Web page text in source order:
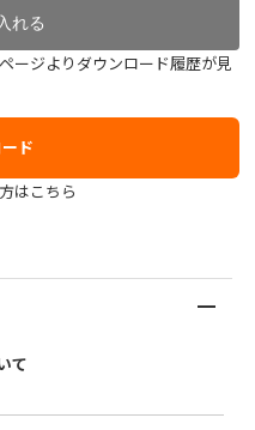
ジよりダウンロード履歴が見
ド
はこちら
て